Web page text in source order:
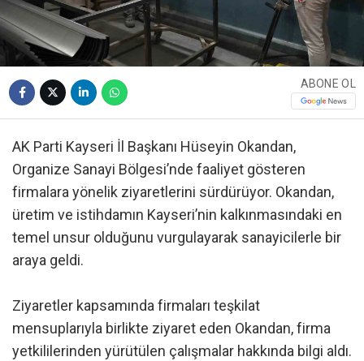
ABONE OL
AK Parti Kayseri İl Başkanı Hüseyin Okandan,
Organize Sanayi Bölgesi’nde faaliyet gösteren
firmalara yönelik ziyaretlerini sürdürüyor. Okandan,
üretim ve istihdamın Kayseri’nin kalkınmasındaki en
temel unsur olduğunu vurgulayarak sanayicilerle bir
araya geldi.
Ziyaretler kapsamında firmaları teşkilat
mensuplarıyla birlikte ziyaret eden Okandan, firma
yetkililerinden yürütülen çalışmalar hakkında bilgi aldı.